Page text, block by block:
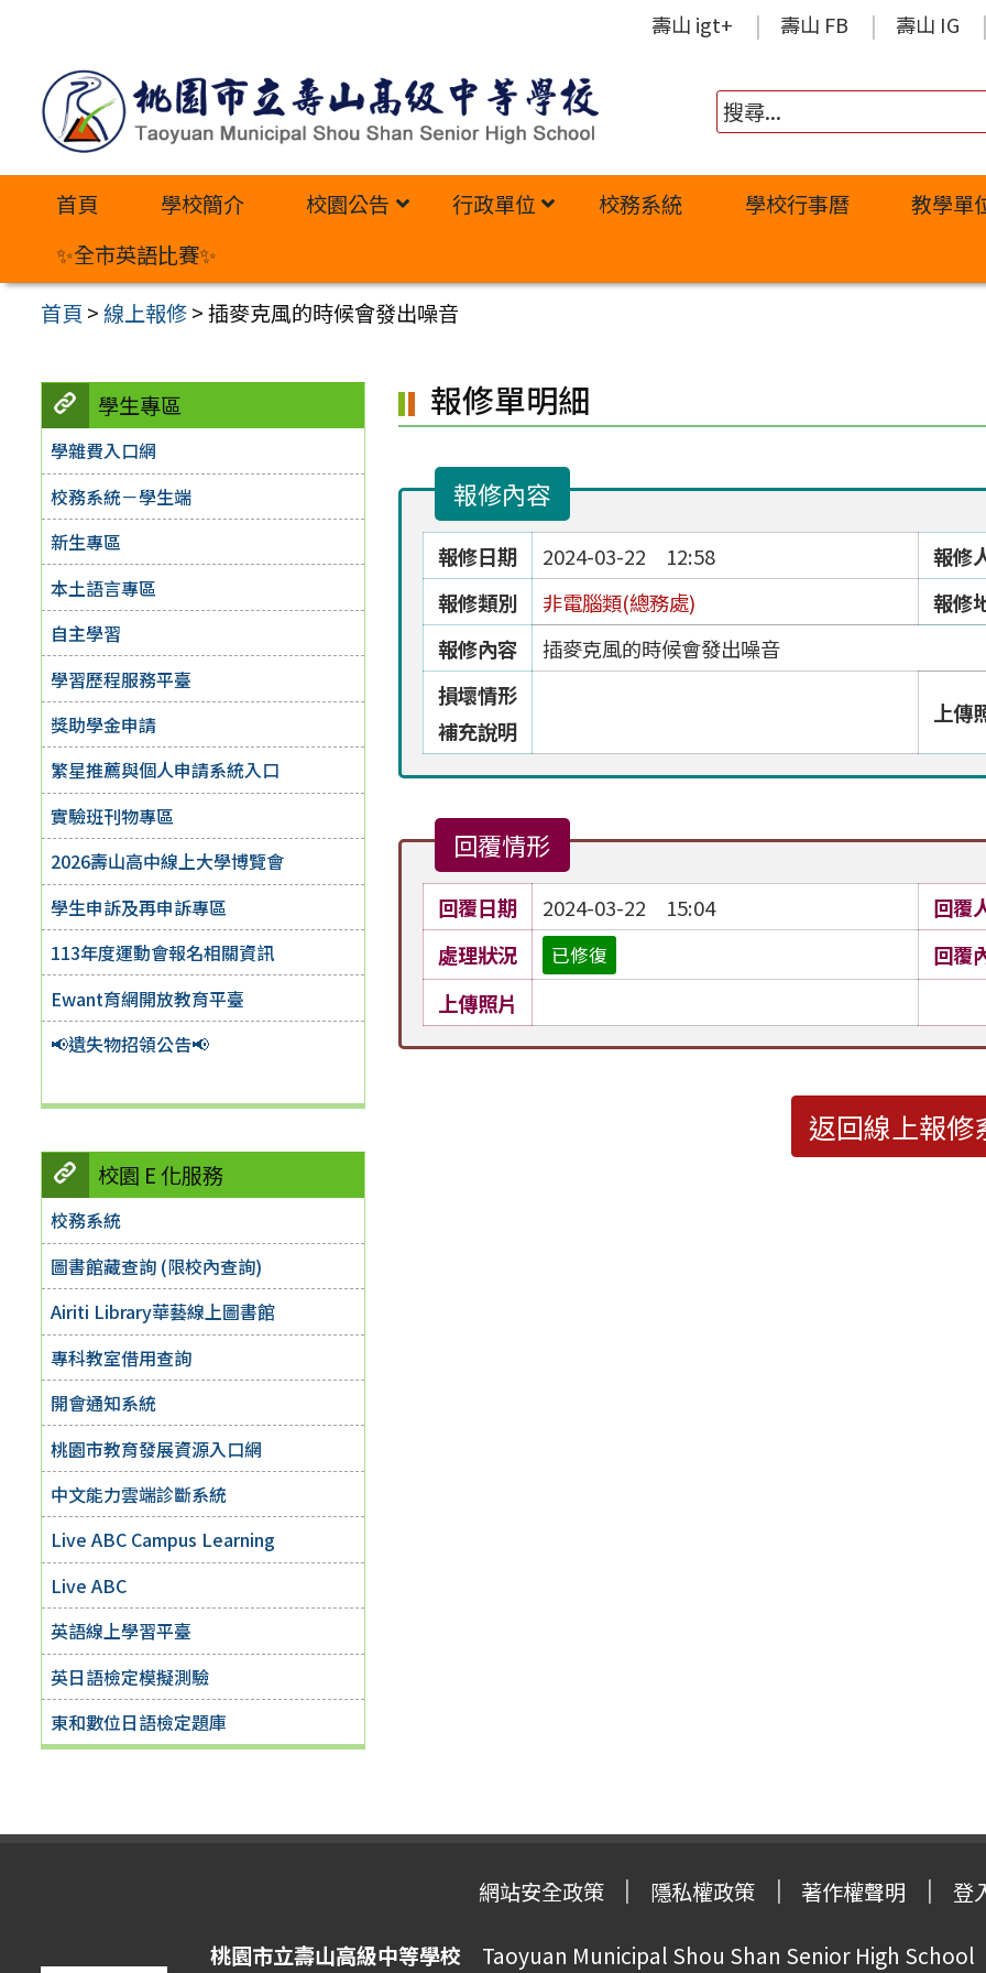
內
壽山 igt+ 壽山 FB 壽山 IG
首頁 學校簡介 校園公告 行政單位 校務系統 學校行事曆
教學單
✨全市英語比賽✨
首頁 >線上報修>插麥克風的時候會發出噪音
學生專區
學雜費入口網
校務系統－學生端
新生專區
本土語言專區
自主學習
學習歷程服務平臺
獎助學金申請
繁星推薦與個人申請系統入口
實驗班刊物專區
2026壽山高中線上大學博覽會
學生申訴及再申訴專區
113年度運動會報名相關資訊
Ewant育網開放教育平臺
📢遺失物招領公告📢
校園 E 化服務
校務系統
圖書館藏查詢 (限校內查詢)
Airiti Library華藝線上圖書館
專科教室借用查詢
開會通知系統
桃園市教育發展資源入口網
中文能力雲端診斷系統
Live ABC Campus Learning
Live ABC
英語線上學習平臺
英日語檢定模擬測驗
東和數位日語檢定題庫
報修單明細
報修內容
報修日期 2024-03-22 12:58
報修
報修類別
非電腦類(總務處)
報修
報修內容
插麥克風的時候會發出噪音
損壞情形
補充說明
上傳
回覆情形
回覆日期 2024-03-22 15:04
回覆
處理狀況
已修復
回覆
上傳照片
返回線上報修
網站安全政策 隱私權政策 著作權聲明 登
桃園市立壽山高級中等學校 Taoyuan Municipal Shou Shan Senior High School